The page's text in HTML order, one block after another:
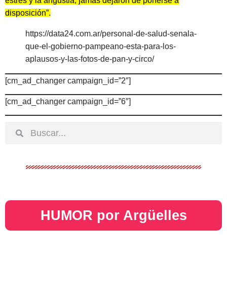
disposición”.
https://data24.com.ar/personal-de-salud-senala-
que-el-gobierno-pampeano-esta-para-los-
aplausos-y-las-fotos-de-pan-y-circo/
[cm_ad_changer campaign_id=”2″]
[cm_ad_changer campaign_id=”6″]
HUMOR por Argüelles​